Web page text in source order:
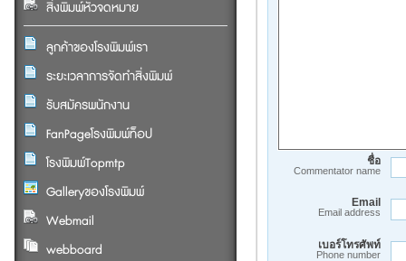
สิ่งพิมพ์หัวจดหมาย
ลูกค้าของโรงพิมพ์เรา
ระยะเวลาการจัดทำสิ่งพิมพ์
รับสมัครพนักงาน
FanPageโรงพิมพ์ท็อป
โรงพิมพ์Topmtp
Galleryของโรงพิมพ์
Webmail
webboard
ชื่อ
Commentator name
Email
Email address
เบอร์โทรศัพท์
Phone number